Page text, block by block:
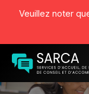
Veuillez noter
Aller
contenu